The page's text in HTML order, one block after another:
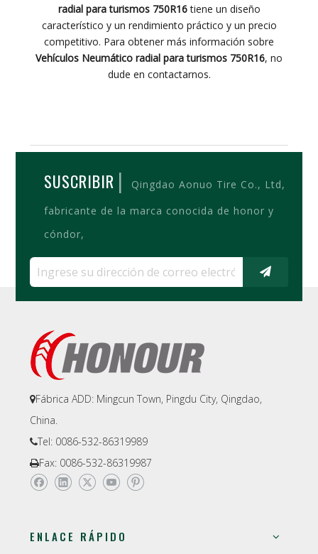
radial para turismos 750R16tiene un diseño
característico y un rendimiento práctico y un precio
competitivo. Para obtener más información sobre
Vehículos Neumático radial para turismos 750R16, no
dude en contactarnos.
SUSCRIBIR |
Qingdao Aonuo Tire Co., Ltd,
fabricante de la marca conocida de honor y
cóndor,
Fábrica ADD: Mingcun Town, Pingdu City, Qingdao,
China.
Tel: 0086-532-86319989
Fax: 0086-532-86319987
ENLACE RÁPIDO